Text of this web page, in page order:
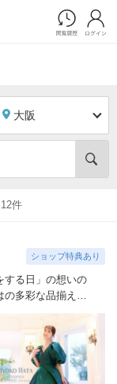
大阪
件
ショップ特典あり
する日」の想いの
の多彩な品揃えで
望にお応えいたし